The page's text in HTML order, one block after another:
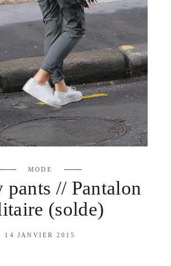
MODE
// Pantalon
(solde)
14 JANVIER 2015